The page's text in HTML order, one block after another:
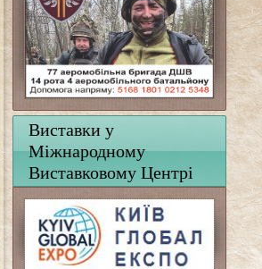
Виставки у
Міжнародному
Виставковому Центрі